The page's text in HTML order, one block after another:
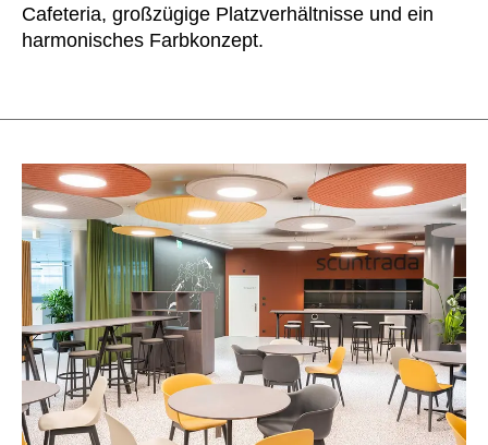
Rest der Welt()
Rumänien(RO)
Saudi-Arabien
Schweiz (CH)
Senegal(SN)
Serbien (RS)
Singapur(SG)
Slowakei(SK)
Slowenien(SI)
Spanien(ES)
Südafrika(ZA)
Südkorea(KR)
Cafeteria, großzügige Platzverhältnisse und ein
harmonisches Farbkonzept.